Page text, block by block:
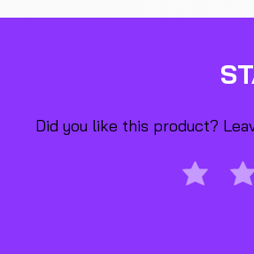
Did you like this product?